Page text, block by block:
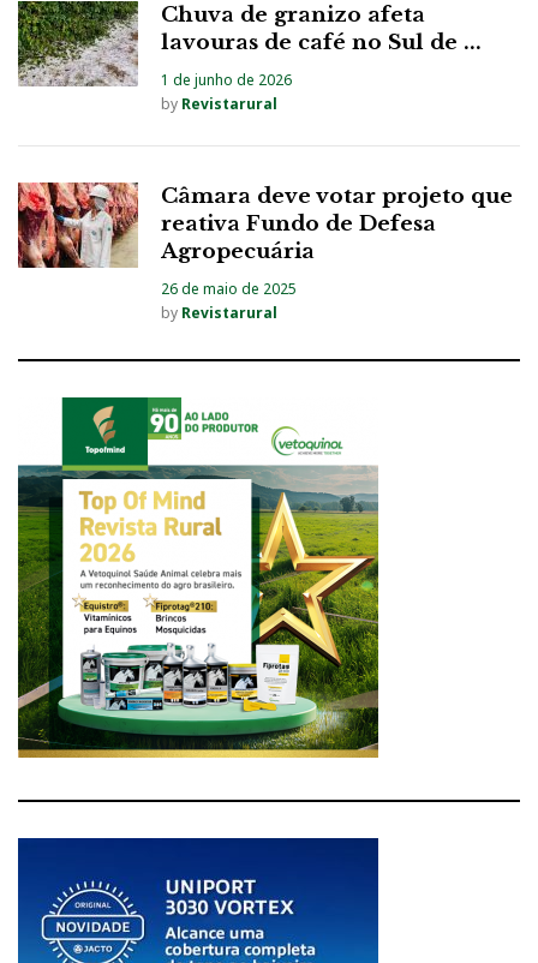
Chuva de granizo afeta
lavouras de café no Sul de ...
1 de junho de 2026
by Revistarural
Câmara deve votar projeto que
reativa Fundo de Defesa
Agropecuária
26 de maio de 2025
by Revistarural